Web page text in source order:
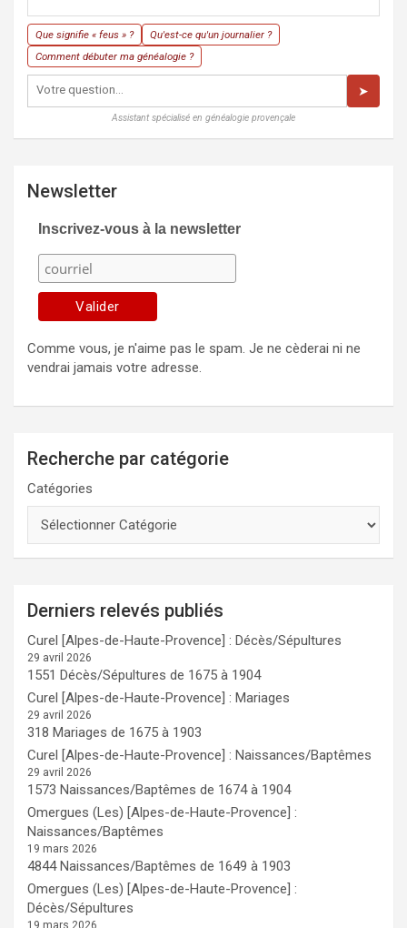
Que signifie « feus » ?
Qu'est-ce qu'un journalier ?
Comment débuter ma généalogie ?
➤
Assistant spécialisé en généalogie provençale
Newsletter
Inscrivez-vous à la newsletter
Comme vous, je n'aime pas le spam. Je ne cèderai ni ne
vendrai jamais votre adresse.
Recherche par catégorie
Catégories
Derniers relevés publiés
Curel [Alpes-de-Haute-Provence] : Décès/Sépultures
29 avril 2026
1551 Décès/Sépultures de 1675 à 1904
Curel [Alpes-de-Haute-Provence] : Mariages
29 avril 2026
318 Mariages de 1675 à 1903
Curel [Alpes-de-Haute-Provence] : Naissances/Baptêmes
29 avril 2026
1573 Naissances/Baptêmes de 1674 à 1904
Omergues (Les) [Alpes-de-Haute-Provence] :
Naissances/Baptêmes
19 mars 2026
4844 Naissances/Baptêmes de 1649 à 1903
Omergues (Les) [Alpes-de-Haute-Provence] :
Décès/Sépultures
19 mars 2026